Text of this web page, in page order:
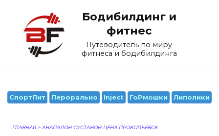
содержанию
Бодибилдинг и
фитнес
Путеводитель по миру
фитнеса и бодибилдинга
СпортПит Перорально Inject ГоРмошки Липолики
ГЛАВНАЯ > АНАПАЛОН СУСТАНОН ЦЕНА ПРОКОПЬЕВСК